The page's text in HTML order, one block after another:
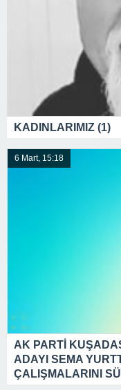
KADINLARIMIZ (1)
6 Mart, 15:18
AK PARTİ
ADAYI SEMA
ÇALIŞMALARINI